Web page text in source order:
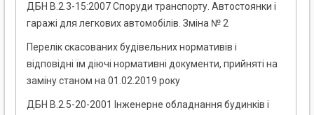
ДБН В.2.3-15:2007 Споруди транспорту. Автостоянки і
гаражі для легкових автомобілів. Зміна № 2
Перелік скасованих будівельних нормативів і
відповідні їм діючі нормативні документи, прийняті на
заміну станом на 01.02.2019 року
ДБН В.2.5-20-2001 Інженерне обладнання будинків і